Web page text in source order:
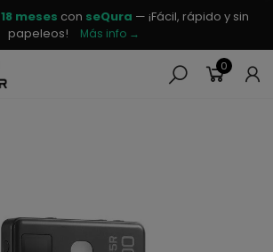
18 meses con seQura — ¡Fácil, rápido y sin
papeleos!
Más info →
0